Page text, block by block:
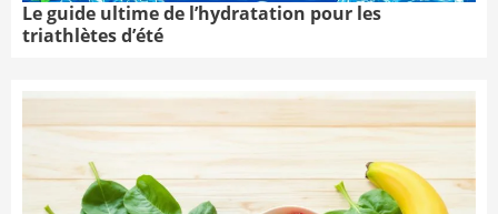
Le guide ultime de l’hydratation pour les
triathlètes d’été